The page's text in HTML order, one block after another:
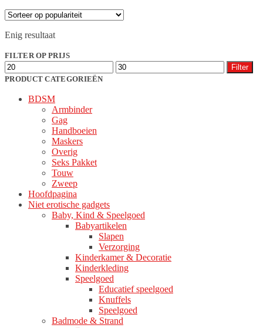
Enig resultaat
FILTER OP PRIJS
Min.
prijs
Max.
prijs
Filter
PRODUCT CATEGORIEËN
BDSM
Armbinder
Gag
Handboeien
Maskers
Overig
Seks Pakket
Touw
Zweep
Hoofdpagina
Niet erotische gadgets
Baby, Kind & Speelgoed
Babyartikelen
Slapen
Verzorging
Kinderkamer & Decoratie
Kinderkleding
Speelgoed
Educatief speelgoed
Knuffels
Speelgoed
Badmode & Strand